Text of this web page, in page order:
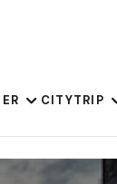
CITYTRIP